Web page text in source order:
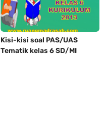
Kisi-kisi soal PAS/UAS
Tematik kelas 6 SD/MI